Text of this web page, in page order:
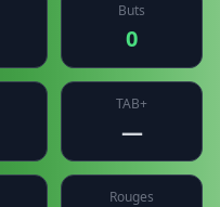
Buts
0
TAB+
—
Rouges